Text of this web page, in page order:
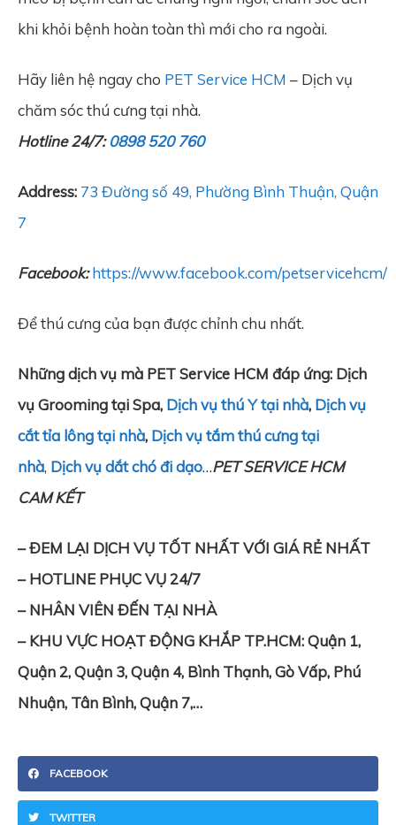
khi khỏi bệnh hoàn toàn thì mới cho ra ngoài.
Hãy liên hệ ngay cho PET Service HCM – Dịch vụ
chăm sóc thú cưng tại nhà.
Hotline 24/7:0898 520 760
Address: 73 Đường số 49, Phường Bình Thuận, Quận
7
Facebook: https://www.facebook.com/petservicehcm/
Để thú cưng của bạn được chỉnh chu nhất.
Những dịch vụ mà PET Service HCM đáp ứng: Dịch
vụ Grooming tại Spa, Dịch vụ thú Y tại nhà, Dịch vụ
cắt tỉa lông tại nhà, Dịch vụ tắm thú cưng tại
nhà, Dịch vụ dắt chó đi dạo…PET SERVICE HCM
CAM KẾT
– ĐEM LẠI DỊCH VỤ TỐT NHẤT VỚI GIÁ RẺ NHẤT
– HOTLINE PHỤC VỤ 24/7
– NHÂN VIÊN ĐẾN TẠI NHÀ
– KHU VỰC HOẠT ĐỘNG KHẮP TP.HCM: Quận 1,
Quận 2, Quận 3, Quận 4, Bình Thạnh, Gò Vấp, Phú
Nhuận, Tân Bình, Quận 7,…
FACEBOOK
TWITTER